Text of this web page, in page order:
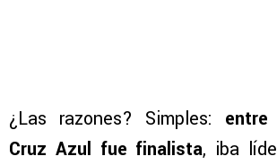
¿Las razones? Simples:
Cruz Azul fue finalista, iba